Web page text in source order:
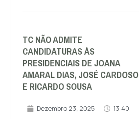
TC NÃO ADMITE
CANDIDATURAS ÀS
PRESIDENCIAIS DE JOANA
AMARAL DIAS, JOSÉ CARDOSO
E RICARDO SOUSA
Dezembro 23, 2025 13:40